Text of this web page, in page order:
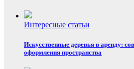
Интересные статьи
Искусственные деревья в аренду:
оформления пространства